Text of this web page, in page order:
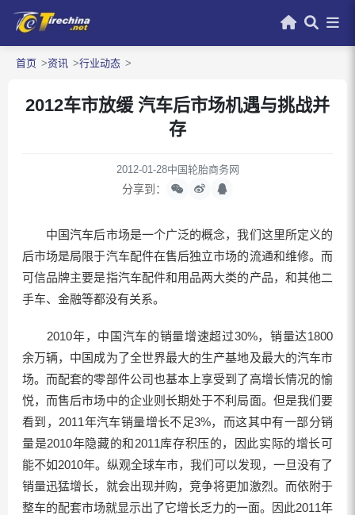
首页 资讯 行业动态
2012车市放缓 汽车后市场机遇与挑战并
存
2012-01-28中国轮胎商务网
分享到：
中国汽车后市场是一个广泛的概念，我们这里所定义的
后市场是局限于汽车配件在售后独立市场的流通和维修。而
可信品牌主要是指汽车配件和用品两大类的产品，和其他二
手车、金融等都没有关系。
2010年，中国汽车的销量增速超过30%，销量达1800
余万辆，中国成为了全世界最大的生产基地及最大的汽车市
场。而配套的零部件公司也基本上享受到了高增长情况的愉
悦，而售后市场中的企业则长期处于不利局面。但是我们要
看到，2011年汽车销量增长不足3%，而这其中有一部分销
量是2010年隐藏的和2011库存积压的，因此实际的增长可
能不如2010年。纵观全球车市，我们可以发现，一旦没有了
销量迅猛增长，就会出现并购，竞争将更加激烈。而依附于
整车的配套市场就显示出了它增长乏力的一面。因此2011年